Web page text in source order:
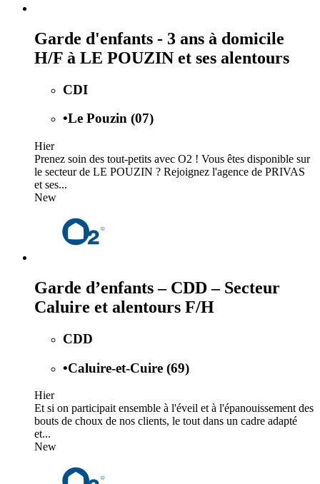
Garde d'enfants - 3 ans à domicile
H/F à LE POUZIN et ses alentours
CDI
•Le Pouzin (07)
Hier
Prenez soin des tout-petits avec O2 ! Vous êtes disponible sur
le secteur de LE POUZIN ? Rejoignez l'agence de PRIVAS
et ses...
New
Garde d’enfants – CDD – Secteur
Caluire et alentours F/H
CDD
•Caluire-et-Cuire (69)
Hier
Et si on participait ensemble à l'éveil et à l'épanouissement des
bouts de choux de nos clients, le tout dans un cadre adapté
et...
New